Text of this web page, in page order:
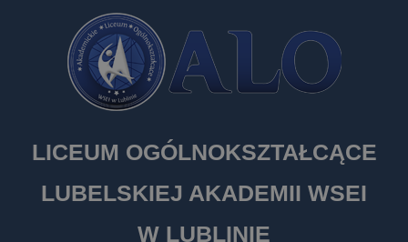
LICEUM OGÓLNOKSZTAŁCĄCE
LUBELSKIEJ AKADEMII WSEI
W LUBLINIE